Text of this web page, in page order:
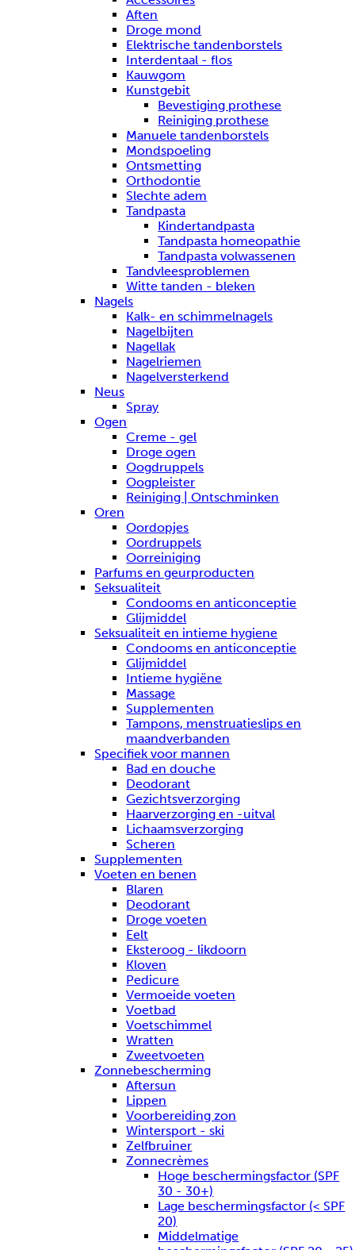
Aften
Droge mond
Elektrische tandenborstels
Interdentaal - flos
Kauwgom
Kunstgebit
Bevestiging prothese
Reiniging prothese
Manuele tandenborstels
Mondspoeling
Ontsmetting
Orthodontie
Slechte adem
Tandpasta
Kindertandpasta
Tandpasta homeopathie
Tandpasta volwassenen
Tandvleesproblemen
Witte tanden - bleken
Nagels
Kalk- en schimmelnagels
Nagelbijten
Nagellak
Nagelriemen
Nagelversterkend
Neus
Spray
Ogen
Creme - gel
Droge ogen
Oogdruppels
Oogpleister
Reiniging | Ontschminken
Oren
Oordopjes
Oordruppels
Oorreiniging
Parfums en geurproducten
Seksualiteit
Condooms en anticonceptie
Glijmiddel
Seksualiteit en intieme hygiene
Condooms en anticonceptie
Glijmiddel
Intieme hygiëne
Massage
Supplementen
Tampons, menstruatieslips en
maandverbanden
Specifiek voor mannen
Bad en douche
Deodorant
Gezichtsverzorging
Haarverzorging en -uitval
Lichaamsverzorging
Scheren
Supplementen
Voeten en benen
Blaren
Deodorant
Droge voeten
Eelt
Eksteroog - likdoorn
Kloven
Pedicure
Vermoeide voeten
Voetbad
Voetschimmel
Wratten
Zweetvoeten
Zonnebescherming
Aftersun
Lippen
Voorbereiding zon
Wintersport - ski
Zelfbruiner
Zonnecrèmes
Hoge beschermingsfactor (SPF
30 - 30+)
Lage beschermingsfactor (< SPF
20)
Middelmatige